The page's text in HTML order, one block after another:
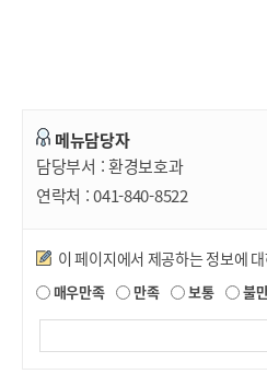
메뉴담당자
담당부서 :환경보호과
연락처 :041-840-8522
만족도조사
이 페이지에서 제공하는 정보에
매우만족 만족 보통 불